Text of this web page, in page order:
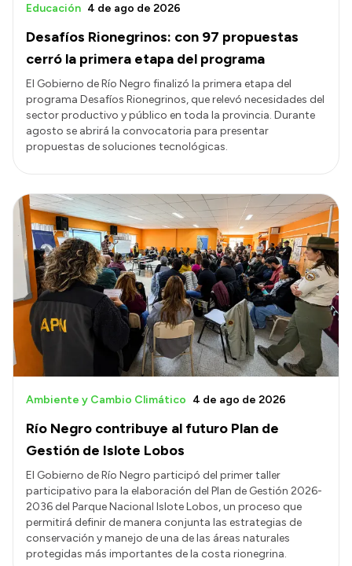
Desafíos Rionegrinos: con 97 propuestas
cerró la primera etapa del programa
Educación 4 de ago de 2026
El Gobierno de Río Negro finalizó la primera etapa del
programa Desafíos Rionegrinos, que relevó necesidades del
sector productivo y público en toda la provincia. Durante
agosto se abrirá la convocatoria para presentar
propuestas de soluciones tecnológicas.
Río Negro contribuye al futuro Plan de
Gestión de Islote Lobos
Ambiente y Cambio Climático 4 de ago de 2026
El Gobierno de Río Negro participó del primer taller
participativo para la elaboración del Plan de Gestión 2026-
2036 del Parque Nacional Islote Lobos, un proceso que
permitirá definir de manera conjunta las estrategias de
conservación y manejo de una de las áreas naturales
protegidas más importantes de la costa rionegrina.